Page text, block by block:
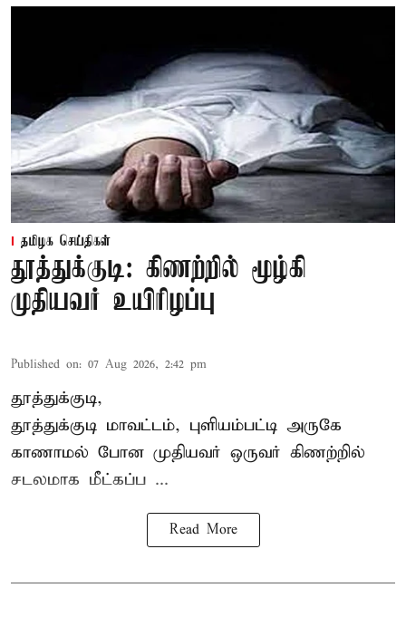
தமிழக செய்திகள்
தூத்துக்குடி: கிணற்றில் மூழ்கி
முதியவர் உயிரிழப்பு
Published on: 07 Aug 2026, 2:42 pm
தூத்துக்குடி,
தூத்துக்குடி மாவட்டம், புளியம்பட்டி அருகே
காணாமல் போன முதியவர் ஒருவர் கிணற்றில்
சடலமாக மீட்கப்ப ...
Read More